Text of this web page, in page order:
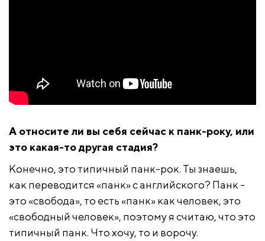
А относите ли вы себя сейчас к панк-року, или
это какая-то другая стадия?
Конечно, это типичный панк-рок. Ты знаешь,
как переводится «панк» с английского? Панк -
это «свобода», то есть «панк» как человек, это
«свободный человек», поэтому я считаю, что это
типичный панк. Что хочу, то и ворочу.